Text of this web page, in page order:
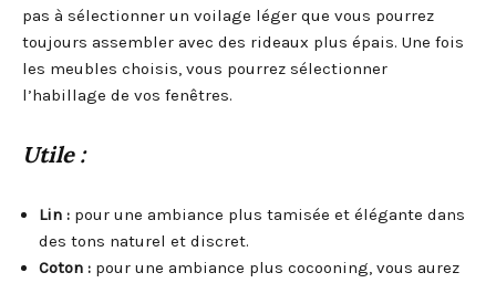
pas à sélectionner un voilage léger que vous pourrez
toujours assembler avec des rideaux plus épais. Une fois
les meubles choisis, vous pourrez sélectionner
l’habillage de vos fenêtres.
Utile :
Lin : pour une ambiance plus tamisée et élégante dans
des tons naturel et discret.
Coton : pour une ambiance plus cocooning, vous aurez